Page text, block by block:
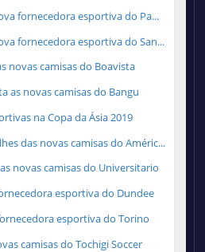
fornecedora esportiva do Pa...
fornecedora esportiva do San...
novas camisas do Boavista
as novas camisas do Bangu
na Copa da Ásia 2019
das novas camisas do Améric...
novas camisas do Universitario
esportiva do Dundee
esportiva do Torino
camisas do Tochigi Soccer